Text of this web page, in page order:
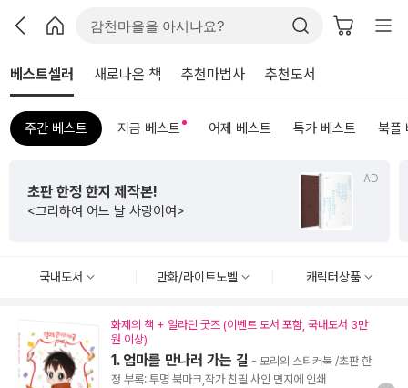
베스트셀러 새로나온 책 추천마법사 추천도서
주간 베스트 지금 베스트 어제 베스트 특가 베스트 북플
AD
초판 한정 한지 제작본!
<그리하여 어느 날 사랑이여>
국내도서 만화/라이트노벨 캐릭터상품
화제의 책 + 알라딘 굿즈 (이벤트 도서 포함, 국내도서 3만
원 이상)
1. 엄마를 만나러 가는 길 - 모리의 스티커북 /초판 한
정 부록: 투명 북마크,작가 친필 사인 면지에 인쇄